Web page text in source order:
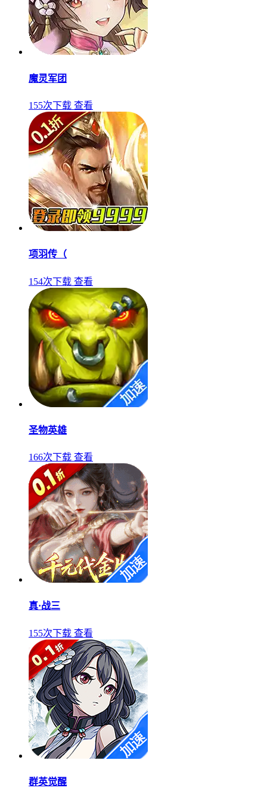
魔灵军团
155次下载 查看
项羽传（
154次下载 查看
圣物英雄
166次下载 查看
真·战三
155次下载 查看
群英觉醒